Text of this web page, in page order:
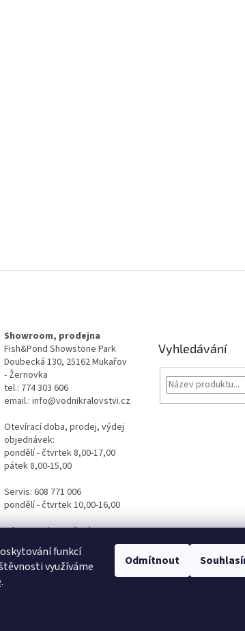
funkcí
využíváme
.
Odmítnout
Showroom, prodejna
Fish&Pond Showstone Park
Doubecká 130, 25162 Mukařov
- Žernovka
tel.: 774 303 606
email.: info@vodnikralovstvi.cz
Otevírací doba, prodej, výdej
objednávek:
pondělí - čtvrtek 8,00-17,00
pátek 8,00-15,00
Servis: 608 771 006
pondělí - čtvrtek 10,00-16,00
Informace ke stažení
Vyhledávání